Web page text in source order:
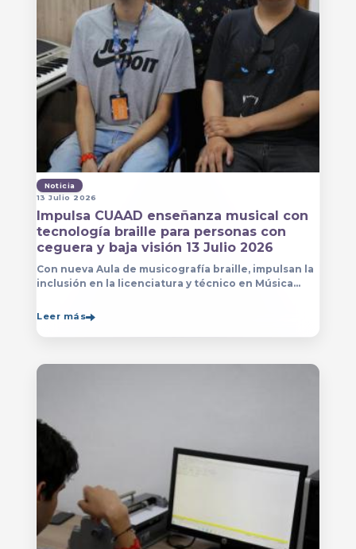
Noticia
13 Julio 2026
Impulsa CUAAD enseñanza musical con
tecnología braille para personas con
ceguera y baja visión 13 Julio 2026
Con nueva Aula de musicografía braille, impulsan la
inclusión en la licenciatura y técnico en Música
formen con mayor autonomía
Leer más